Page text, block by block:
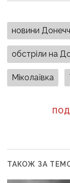
новини
обстріли на
Міколаївка
ТАКОЖ ЗА